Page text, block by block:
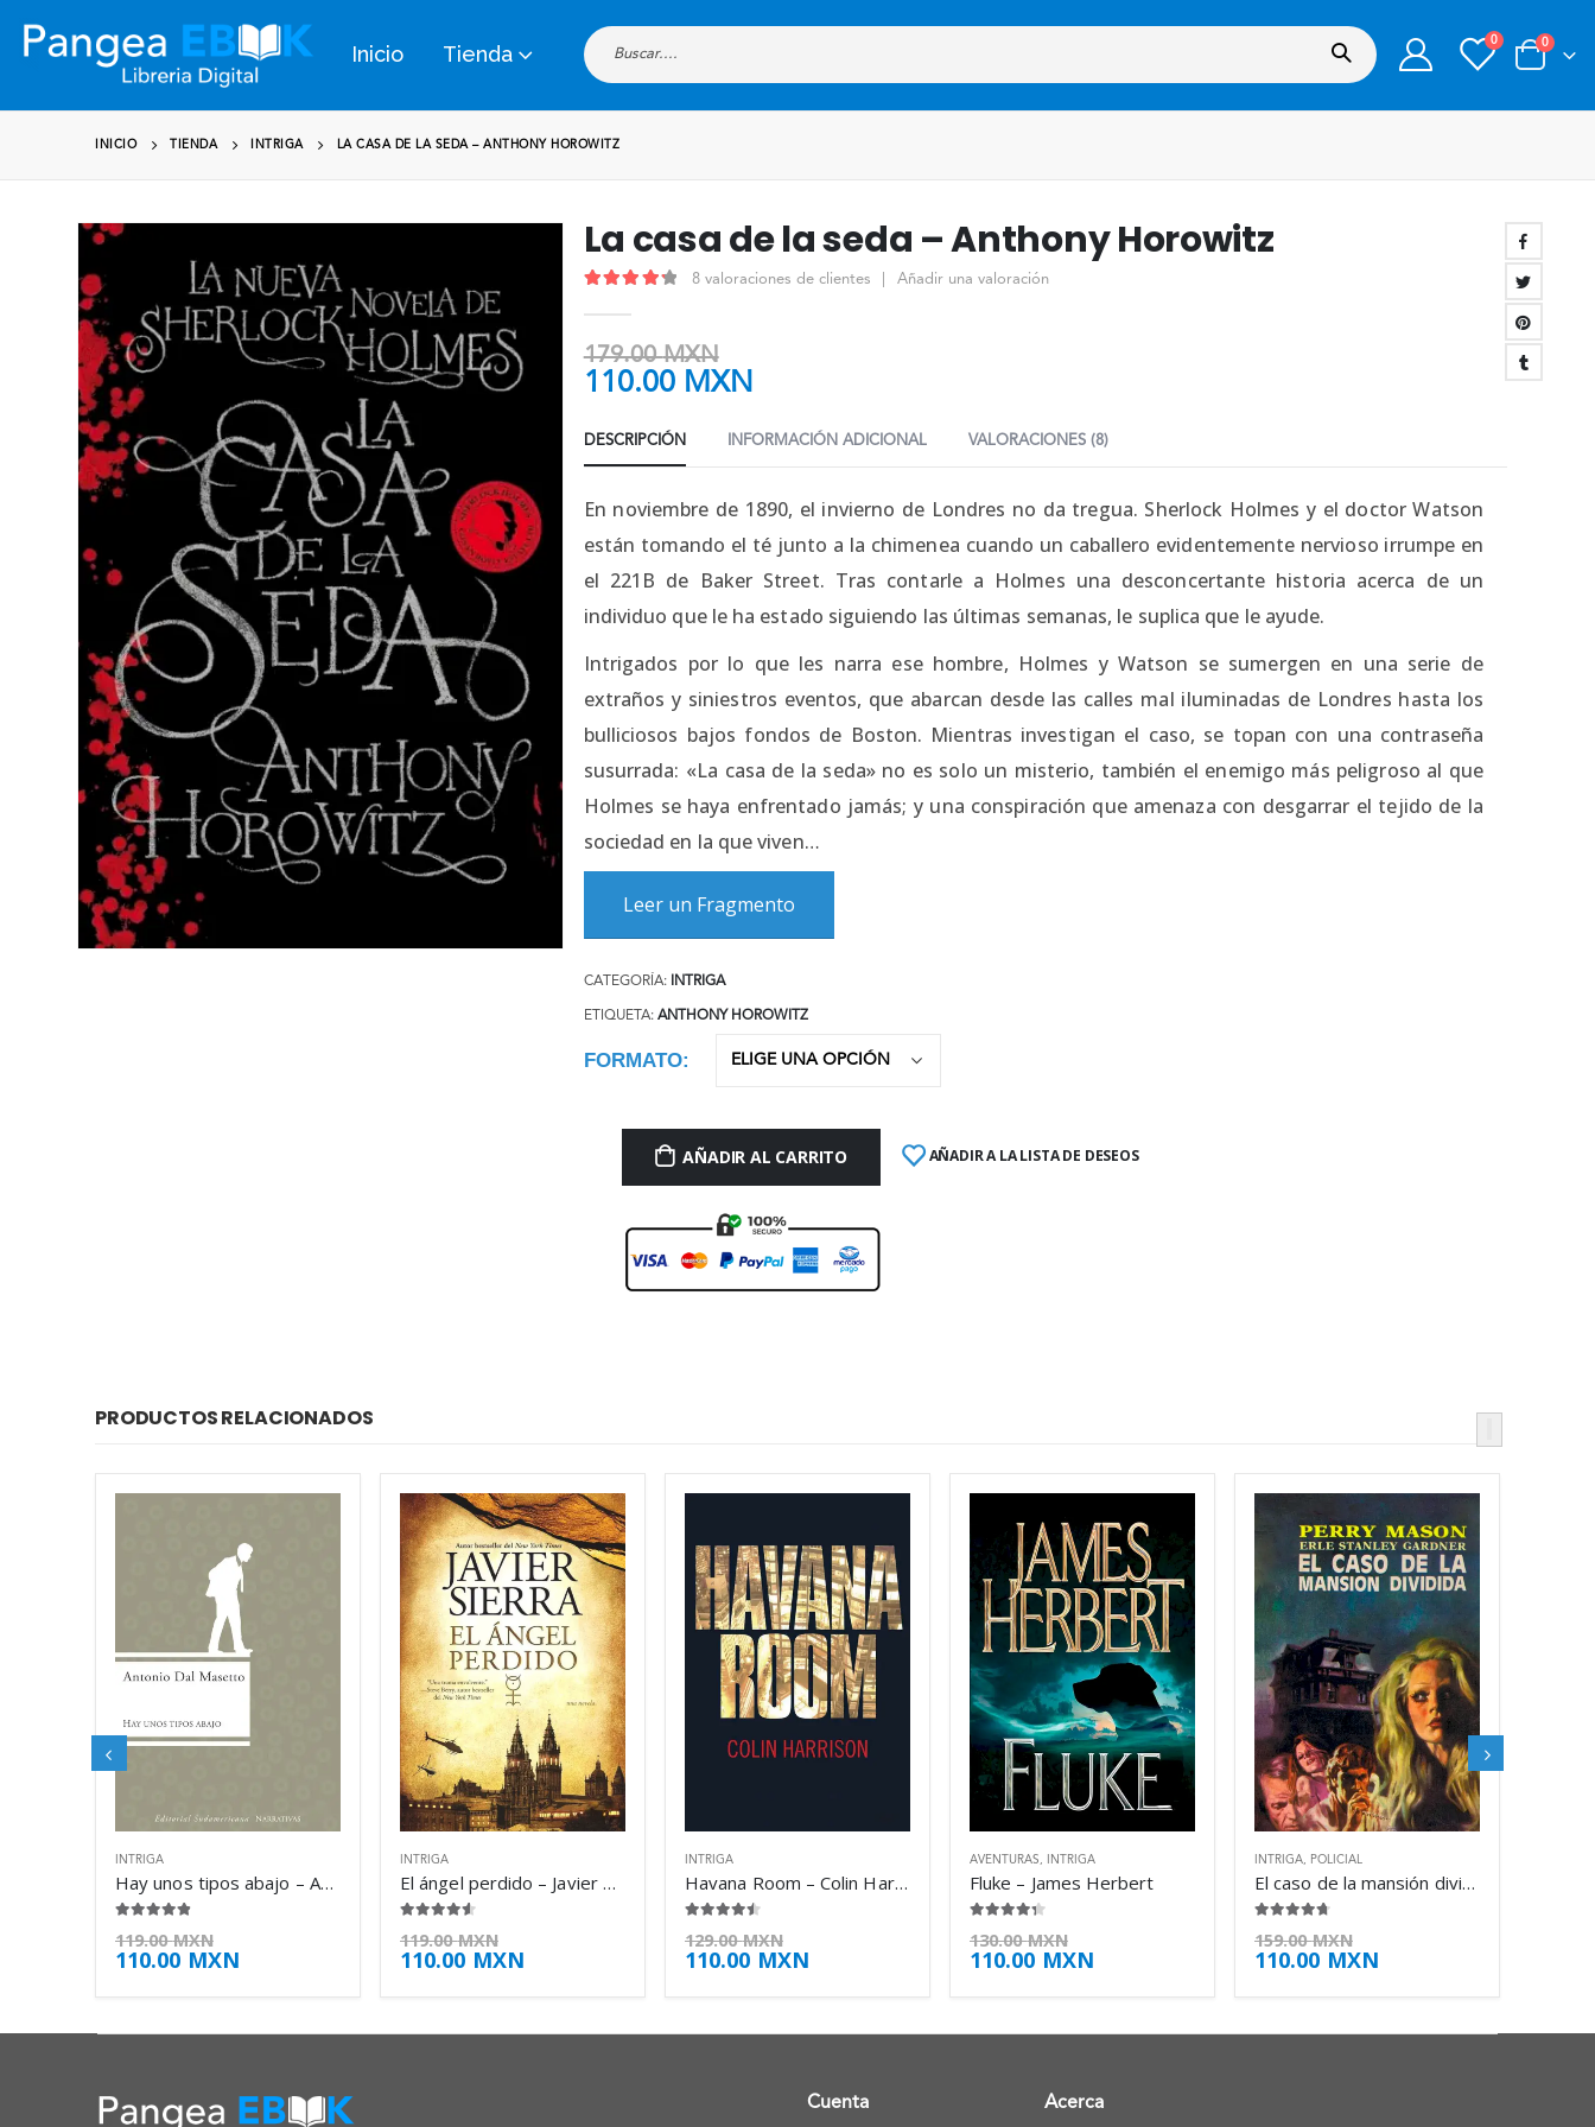
Inicio Tienda
0 0
INICIO TIENDA INTRIGA LA CASA DE LA SEDA – ANTHONY HOROWITZ
La casa de la seda – Anthony Horowitz
8valoraciones de clientes Añadir una valoración
179.00MXN
110.00 MXN
DESCRIPCIÓN INFORMACIÓN ADICIONAL VALORACIONES (8)
En noviembre de 1890, el invierno de Londres no da tregua. Sherlock Holmes y el doctor Watson
están tomando el té junto a la chimenea cuando un caballero evidentemente nervioso irrumpe en
el 221B de Baker Street. Tras contarle a Holmes una desconcertante historia acerca de un
individuo que le ha estado siguiendo las últimas semanas, le suplica que le ayude.
Intrigados por lo que les narra ese hombre, Holmes y Watson se sumergen en una serie de
extraños y siniestros eventos, que abarcan desde las calles mal iluminadas de Londres hasta los
bulliciosos bajos fondos de Boston. Mientras investigan el caso, se topan con una contraseña
susurrada: «La casa de la seda» no es solo un misterio, también el enemigo más peligroso al que
Holmes se haya enfrentado jamás; y una conspiración que amenaza con desgarrar el tejido de la
sociedad en la que viven…
Leer un Fragmento
CATEGORÍA: INTRIGA
ETIQUETA: ANTHONY HOROWITZ
FORMATO
AÑADIR AL CARRITO AÑADIR A LA LISTA DE DESEOS
PRODUCTOS RELACIONADOS
INTRIGA
Hay unos tipos abajo – Antonio Dal Masetto
119.00MXN
110.00 MXN
INTRIGA
El ángel perdido – Javier Sierra
119.00MXN
110.00 MXN
INTRIGA
Havana Room – Colin Harrison
129.00MXN
110.00 MXN
AVENTURAS INTRIGA
Fluke – James Herbert
130.00MXN
110.00 MXN
INTRIGA POLICIAL
El caso de la mansión dividida – Erle Stanley Gardner
159.00MXN
110.00 MXN
Cuenta Acerca